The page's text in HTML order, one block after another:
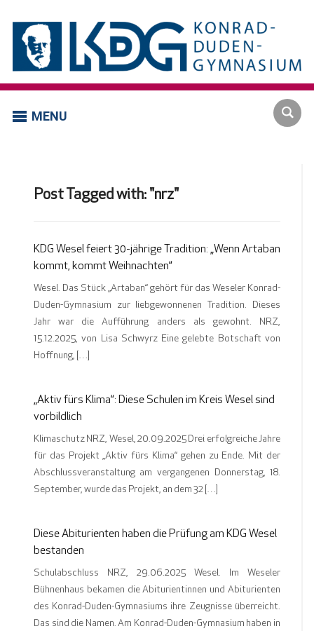
MENU
Post Tagged with: "nrz"
KDG Wesel feiert 30-jährige Tradition: „Wenn Artaban
kommt, kommt Weihnachten“
Wesel. Das Stück „Artaban“ gehört für das Weseler Konrad-
Duden-Gymnasium zur liebgewonnenen Tradition. Dieses
Jahr war die Aufführung anders als gewohnt. NRZ,
15.12.2025, von Lisa Schwyrz Eine gelebte Botschaft von
Hoffnung, […]
„Aktiv fürs Klima“: Diese Schulen im Kreis Wesel sind
vorbildlich
Klimaschutz NRZ, Wesel, 20.09.2025 Drei erfolgreiche Jahre
für das Projekt „Aktiv fürs Klima“ gehen zu Ende. Mit der
Abschlussveranstaltung am vergangenen Donnerstag, 18.
September, wurde das Projekt, an dem 32 […]
Diese Abiturienten haben die Prüfung am KDG Wesel
bestanden
Schulabschluss NRZ, 29.06.2025 Wesel. Im Weseler
Bühnenhaus bekamen die Abiturientinnen und Abiturienten
des Konrad-Duden-Gymnasiums ihre Zeugnisse überreicht.
Das sind die Namen. Am Konrad-Duden-Gymnasium haben in